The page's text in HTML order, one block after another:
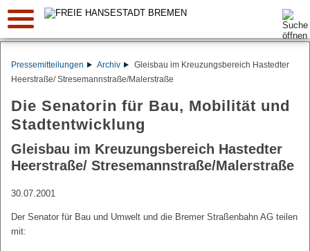
Suche:
Pressemitteilungen Archiv
Gleisbau im Kreuzungsbereich Hastedter
Heerstraße/ Stresemannstraße/Malerstraße
Die Senatorin für Bau, Mobilität und
Stadtentwicklung
Gleisbau im Kreuzungsbereich Hastedter
Heerstraße/ Stresemannstraße/Malerstraße
30.07.2001
Der Senator für Bau und Umwelt und die Bremer Straßenbahn AG teilen
mit: